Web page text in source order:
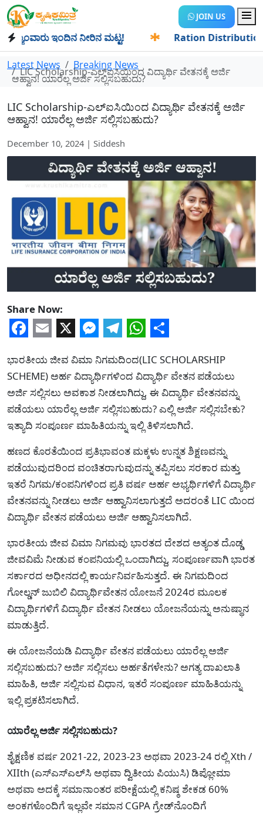
JOIN US
ಇಂದಿನ ನೀರಿನ ಮಟ್ಟ! Ration Distribution-
Latest News Breaking News
LIC Scholarship-ಎಲ್‌ಐಸಿಯಿಂದ ವಿದ್ಯಾರ್ಥಿ ವೇತನಕ್ಕೆ ಅರ್ಜಿ
ಆಹ್ವಾನ! ಯಾರೆಲ್ಲ ಅರ್ಜಿ ಸಲ್ಲಿಸಬಹುದು?
LIC Scholarship-ಎಲ್‌ಐಸಿಯಿಂದ ವಿದ್ಯಾರ್ಥಿ ವೇತನಕ್ಕೆ ಅರ್ಜಿ
ಆಹ್ವಾನ! ಯಾರೆಲ್ಲ ಅರ್ಜಿ ಸಲ್ಲಿಸಬಹುದು?
December 10, 2024 | Siddesh
Share Now:
Facebook
Email
X Messenger
Telegram
WhatsApp
Share
ಭಾರತೀಯ ಜೀವ ವಿಮಾ ನಿಗಮದಿಂದ(LIC SCHOLARSHIP
SCHEME) ಅರ್ಹ ವಿದ್ಯಾರ್ಥಿಗಳಿಂದ ವಿದ್ಯಾರ್ಥಿ ವೇತನ ಪಡೆಯಲು
ಅರ್ಜಿ ಸಲ್ಲಿಸಲು ಅವಕಾಶ ನೀಡಲಾಗಿದ್ದು, ಈ ವಿದ್ಯಾರ್ಥಿ ವೇತನವನ್ನು
ಪಡೆಯಲು ಯಾರೆಲ್ಲ ಅರ್ಜಿ ಸಲ್ಲಿಸಬಹುದು? ಎಲ್ಲಿ ಅರ್ಜಿ ಸಲ್ಲಿಸಬೇಕು?
ಇತ್ಯಾದಿ ಸಂಪೂರ್ಣ ಮಾಹಿತಿಯನ್ನು ಇಲ್ಲಿ ತಿಳಿಸಲಾಗಿದೆ.
ಹಣದ ಕೊರತೆಯಿಂದ ಪ್ರತಿಭಾವಂತ ಮಕ್ಕಳು ಉನ್ನತ ಶಿಕ್ಷಣವನ್ನು
ಪಡೆಯುವುದರಿಂದ ವಂಚಿತರಾಗುವುದನ್ನು ತಪ್ಪಿಸಲು ಸರಕಾರ ಮತ್ತು
ಇತರೆ ನಿಗಮ/ಕಂಪನಿಗಳಿಂದ ಪ್ರತಿ ವರ್ಷ ಅರ್ಹ ಅಭ್ಯರ್ಥಿಗಳಿಗೆ ವಿದ್ಯಾರ್ಥಿ
ವೇತನವನ್ನು ನೀಡಲು ಅರ್ಜಿ ಆಹ್ವಾನಿಸಲಾಗುತ್ತದೆ ಅದರಂತೆ LIC ಯಿಂದ
ವಿದ್ಯಾರ್ಥಿ ವೇತನ ಪಡೆಯಲು ಅರ್ಜಿ ಆಹ್ವಾನಿಸಲಾಗಿದೆ.
ಭಾರತೀಯ ಜೀವ ವಿಮಾ ನಿಗಮವು ಭಾರತದ ದೇಶದ ಅತ್ಯಂತ ದೊಡ್ಡ
ಜೀವವಿಮೆ ನೀಡುವ ಕಂಪನಿಯಲ್ಲಿ ಒಂದಾಗಿದ್ದು, ಸಂಪೂರ್ಣವಾಗಿ ಭಾರತ
ಸರ್ಕಾರದ ಅಧೀನದಲ್ಲಿ ಕಾರ್ಯನಿರ್ವಹಿಸುತ್ತದೆ. ಈ ನಿಗಮದಿಂದ
ಗೋಲ್ಡನ್ ಜುಬಿಲಿ ವಿದ್ಯಾರ್ಥಿವೇತನ ಯೋಜನೆ 2024ರ ಮೂಲಕ
ವಿದ್ಯಾರ್ಥಿಗಳಿಗೆ ವಿದ್ಯಾರ್ಥಿ ವೇತನ ನೀಡಲು ಯೋಜನೆಯನ್ನು ಅನುಷ್ಥಾನ
ಮಾಡುತ್ತಿದೆ.
ಈ ಯೋಜನೆಯಡಿ ವಿದ್ಯಾರ್ಥಿ ವೇತನ ಪಡೆಯಲು ಯಾರೆಲ್ಲ ಅರ್ಜಿ
ಸಲ್ಲಿಸಬಹುದು? ಅರ್ಜಿ ಸಲ್ಲಿಸಲು ಅರ್ಹತೆಗಳೇನು? ಅಗತ್ಯ ದಾಖಲಾತಿ
ಮಾಹಿತಿ, ಅರ್ಜಿ ಸಲ್ಲಿಸುವ ವಿಧಾನ, ಇತರೆ ಸಂಪೂರ್ಣ ಮಾಹಿತಿಯನ್ನು
ಇಲ್ಲಿ ಪ್ರಕಟಿಸಲಾಗಿದೆ.
ಯಾರೆಲ್ಲ ಅರ್ಜಿ ಸಲ್ಲಿಸಬಹುದು?
ಶೈಕ್ಷಣಿಕ ವರ್ಷ 2021-22, 2023-23 ಅಥವಾ 2023-24 ರಲ್ಲಿ Xth /
XIIth (ಎಸ್‌ಎಸ್‌ಎಲ್‌ಸಿ ಅಥವಾ ದ್ವಿತೀಯ ಪಿಯುಸಿ) ಡಿಪ್ಲೋಮಾ
ಅಥವಾ ಅದಕ್ಕೆ ಸಮಾನಾಂತರ ಪರೀಕ್ಷೆಯಲ್ಲಿ ಕನಿಷ್ಠ ಶೇಕಡ 60%
ಅಂಕಗಳೊಂದಿಗೆ ಇಲ್ಲವೇ ಸಮಾನ CGPA ಗ್ರೇಡ್‌ನೊಂದಿಗೆ